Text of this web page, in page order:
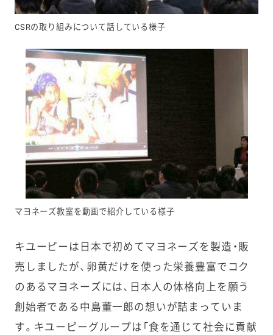
CSRの取り組みについて話している様子
マヨネーズ教室を動画で紹介している様子
キユーピーは日本で初めてマヨネーズを製造・販
売しましたが、卵黄だけを使った栄養豊富でコク
のあるマヨネーズには、日本人の体格向上を願う
創始者である中島董一郎の想いが詰まっていま
す。 キユーピーグループは「食を通じて社会に貢献